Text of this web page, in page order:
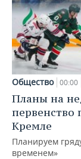
Общество 00:00
Планы на
Кремле
Планируем
временем»